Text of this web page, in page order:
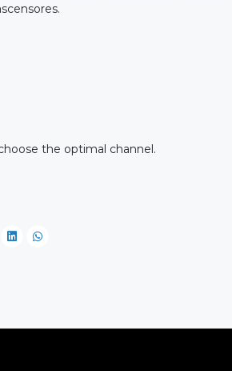
the optimal channel.